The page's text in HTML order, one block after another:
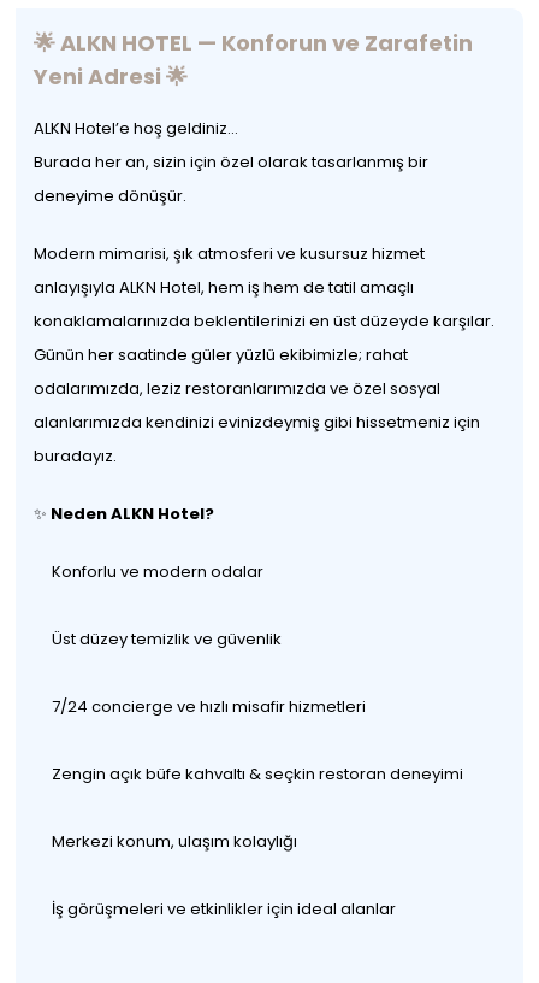
🌟 ALKN HOTEL — Konforun ve Zarafetin
Yeni Adresi 🌟
ALKN Hotel’e hoş geldiniz…
Burada her an, sizin için özel olarak tasarlanmış bir
deneyime dönüşür.
Modern mimarisi, şık atmosferi ve kusursuz hizmet
anlayışıyla ALKN Hotel, hem iş hem de tatil amaçlı
konaklamalarınızda beklentilerinizi en üst düzeyde karşılar.
Günün her saatinde güler yüzlü ekibimizle; rahat
odalarımızda, leziz restoranlarımızda ve özel sosyal
alanlarımızda kendinizi evinizdeymiş gibi hissetmeniz için
buradayız.
✨ Neden ALKN Hotel?
Konforlu ve modern odalar
Üst düzey temizlik ve güvenlik
7/24 concierge ve hızlı misafir hizmetleri
Zengin açık büfe kahvaltı & seçkin restoran deneyimi
Merkezi konum, ulaşım kolaylığı
İş görüşmeleri ve etkinlikler için ideal alanlar